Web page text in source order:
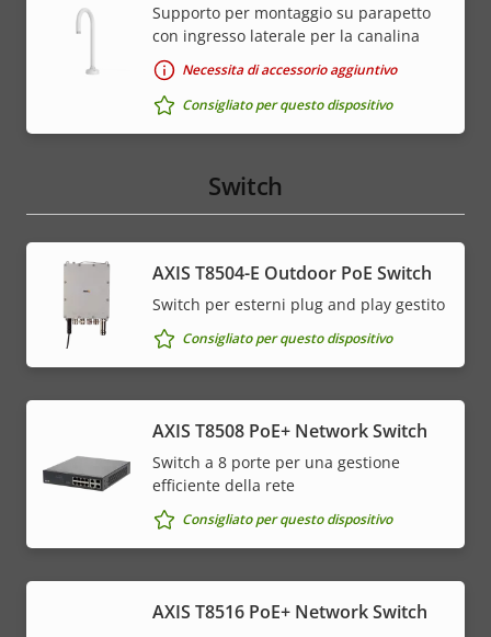
Supporto per montaggio su parapetto
con ingresso laterale per la canalina
Necessita di accessorio aggiuntivo
Consigliato per questo dispositivo
Switch
AXIS T8504-E Outdoor PoE Switch
Switch per esterni plug and play gestito
Consigliato per questo dispositivo
AXIS T8508 PoE+ Network Switch
Switch a 8 porte per una gestione
efficiente della rete
Consigliato per questo dispositivo
AXIS T8516 PoE+ Network Switch